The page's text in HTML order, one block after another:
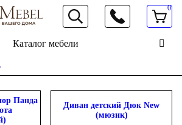
066 472 19 61
0
Каталог мебели
Панда
Диван детский Дюк New
(мюзик)